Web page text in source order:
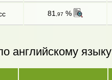
81 ,97 %
английскому языку